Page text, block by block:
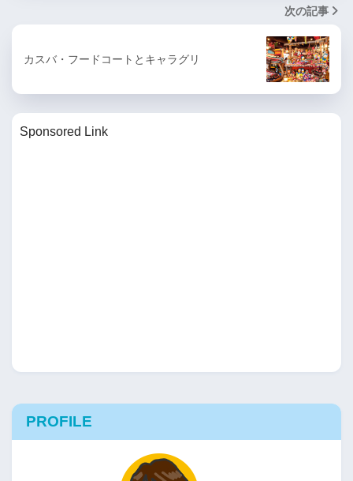
次の記事
カスバ・フードコートとキャラグリ
Sponsored Link
PROFILE